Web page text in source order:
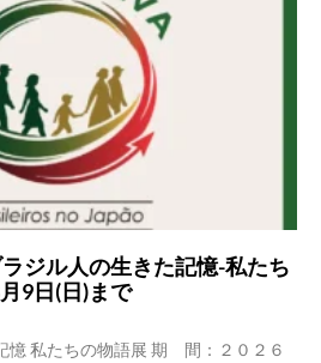
ジル人の生きた記憶-私たち
9日(日)まで
憶 私たちの物語展 期 間：２０２６